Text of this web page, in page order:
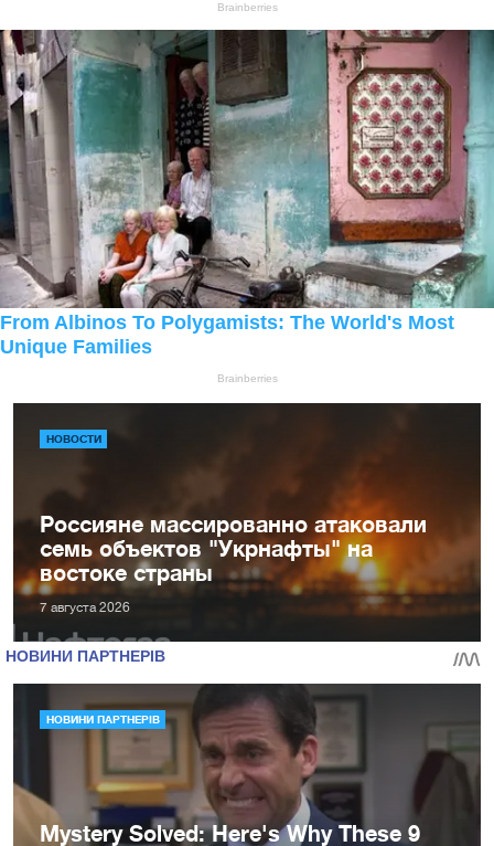
НОВОСТИ
Россияне массированно атаковали
семь объектов "Укрнафты" на
востоке страны
7 августа 2026